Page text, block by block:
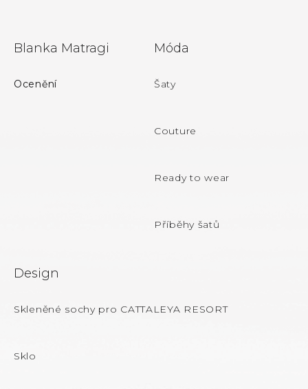
Blanka Matragi
Ocenění
Móda
Šaty
Couture
Ready to wear
Příběhy šatů
Design
Skleněné sochy pro CATTALEYA RESORT
Sklo